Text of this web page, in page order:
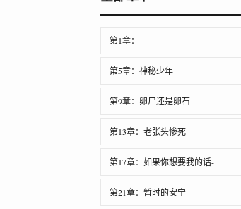
第1章：
第5章：神秘少年
第9章：卵尸还是卵石
第13章：老张头惨死
第17章：如果你想要我的话-
第21章：暂时的安宁